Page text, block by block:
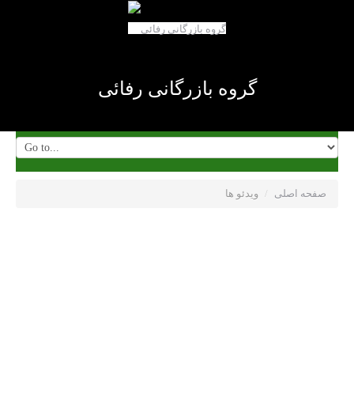
گروه بازرگانی رفائی
صفحه اصلی / ویدئو ها